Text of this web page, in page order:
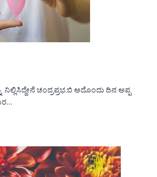
ನಿಲ್ಲಿಸಿದ್ದೇನೆ ಚಂದ್ರಪ್ರಭ.ಬಿ ಅದೊಂದು ದಿನ ಅಪ್ಪ